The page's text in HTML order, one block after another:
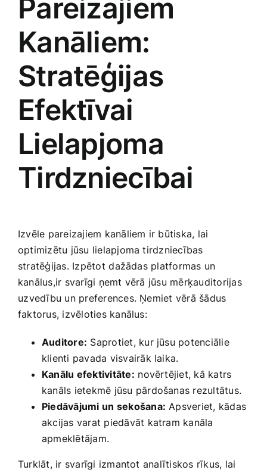
Pareizajiem
Kanāliem:‌
Stratēģijas
Efektīvai
Lielapjoma
Tirdzniecībai
Izvēle pareizajiem kanāliem ir būtiska, lai ​
optimizētu jūsu lielapjoma tirdzniecības
stratēģijas. Izpētot ⁢dažādas platformas un
kanālus,ir svarīgi ņemt vērā ‌jūsu mērķauditorijas
⁣uzvedību ‍un preferences. Ņemiet vērā šādus
faktorus, izvēloties kanālus:
Auditore: Saprotiet, kur jūsu potenciālie
klienti pavada visvairāk laika.
Kanālu efektivitāte: ⁤novērtējiet, kā katrs
kanāls ietekmē jūsu pārdošanas rezultātus.
Piedāvājumi ⁤un sekošana: Apsveriet, kādas
akcijas varat piedāvāt katram kanāla
apmeklētājam.
Turklāt, ir svarīgi izmantot analītiskos rīkus, lai